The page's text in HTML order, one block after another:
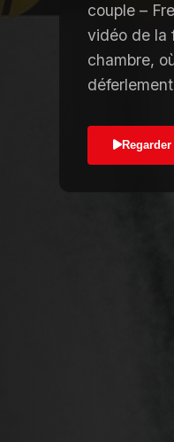
couple –
vidéo de la
chambre,
Regarder